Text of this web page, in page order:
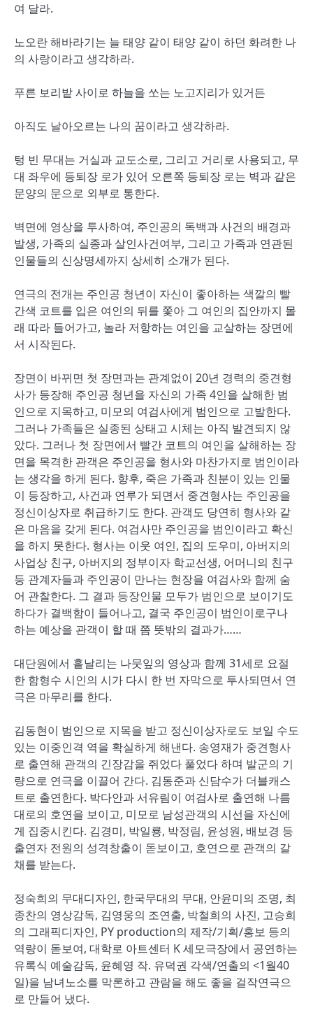
여 달라.
노오란 해바라기는 늘 태양 같이 태양 같이 하던 화려한 나
의 사랑이라고 생각하라.
푸른 보리밭 사이로 하늘을 쏘는 노고지리가 있거든
아직도 날아오르는 나의 꿈이라고 생각하라.
텅 빈 무대는 거실과 교도소로, 그리고 거리로 사용되고, 무
대 좌우에 등퇴장 로가 있어 오른쪽 등퇴장 로는 벽과 같은
문양의 문으로 외부로 통한다.
벽면에 영상을 투사하여, 주인공의 독백과 사건의 배경과
발생, 가족의 실종과 살인사건여부, 그리고 가족과 연관된
인물들의 신상명세까지 상세히 소개가 된다.
연극의 전개는 주인공 청년이 자신이 좋아하는 색깔의 빨
간색 코트를 입은 여인의 뒤를 쫓아 그 여인의 집안까지 몰
래 따라 들어가고, 놀라 저항하는 여인을 교살하는 장면에
서 시작된다.
장면이 바뀌면 첫 장면과는 관계없이 20년 경력의 중견형
사가 등장해 주인공 청년을 자신의 가족 4인을 살해한 범
인으로 지목하고, 미모의 여검사에게 범인으로 고발한다.
그러나 가족들은 실종된 상태고 시체는 아직 발견되지 않
았다. 그러나 첫 장면에서 빨간 코트의 여인을 살해하는 장
면을 목격한 관객은 주인공을 형사와 마찬가지로 범인이라
는 생각을 하게 된다. 향후, 죽은 가족과 친분이 있는 인물
이 등장하고, 사건과 연루가 되면서 중견형사는 주인공을
정신이상자로 취급하기도 한다. 관객도 당연히 형사와 같
은 마음을 갖게 된다. 여검사만 주인공을 범인이라고 확신
을 하지 못한다. 형사는 이웃 여인, 집의 도우미, 아버지의
사업상 친구, 아버지의 정부이자 학교선생, 어머니의 친구
등 관계자들과 주인공이 만나는 현장을 여검사와 함께 숨
어 관찰한다. 그 결과 등장인물 모두가 범인으로 보이기도
하다가 결백함이 들어나고, 결국 주인공이 범인이로구나
하는 예상을 관객이 할 때 쯤 뜻밖의 결과가……
대단원에서 흩날리는 나뭇잎의 영상과 함께 31세로 요절
한 함형수 시인의 시가 다시 한 번 자막으로 투사되면서 연
극은 마무리를 한다.
김동현이 범인으로 지목을 받고 정신이상자로도 보일 수도
있는 이중인격 역을 확실하게 해낸다. 송영재가 중견형사
로 출연해 관객의 긴장감을 쥐었다 풀었다 하며 발군의 기
량으로 연극을 이끌어 간다. 김동준과 신담수가 더블캐스
트로 출연한다. 박다안과 서유림이 여검사로 출연해 나름
대로의 호연을 보이고, 미모로 남성관객의 시선을 자신에
게 집중시킨다. 김경미, 박일룡, 박정림, 윤성원, 배보경 등
출연자 전원의 성격창출이 돋보이고, 호연으로 관객의 갈
채를 받는다.
정숙희의 무대디자인, 한국무대의 무대, 안윤미의 조명, 최
종찬의 영상감독, 김영웅의 조연출, 박철희의 사진, 고승희
의 그래픽디자인, PY production의 제작/기획/홍보 등의
역량이 돋보여, 대학로 아트센터 K 세모극장에서 공연하는
유록식 예술감독, 윤혜영 작. 유덕권 각색/연출의 <1월40
일)을 남녀노소를 막론하고 관람을 해도 좋을 걸작연극으
로 만들어 냈다.